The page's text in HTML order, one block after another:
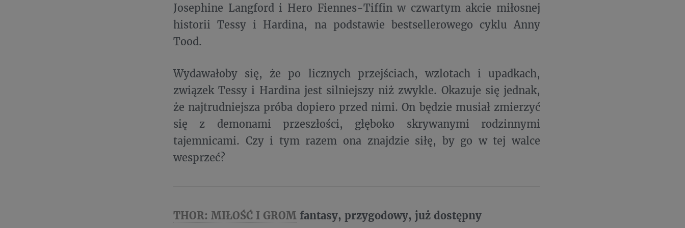
Josephine Langford i Hero Fiennes-Tiffin w czwartym akcie miłosnej
historii Tessy i Hardina, na podstawie bestsellerowego cyklu Anny
Tood.
Wydawałoby się, że po licznych przejściach, wzlotach i upadkach,
związek Tessy i Hardina jest silniejszy niż zwykle. Okazuje się jednak,
że najtrudniejsza próba dopiero przed nimi. On będzie musiał zmierzyć
się z demonami przeszłości, głęboko skrywanymi rodzinnymi
tajemnicami. Czy i tym razem ona znajdzie siłę, by go w tej walce
wesprzeć?
THOR: MIŁOŚĆ I GROM fantasy, przygodowy, już dostępny